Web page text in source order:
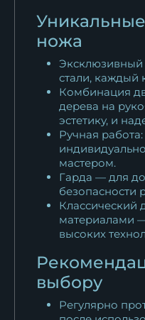
ножа
Эксклюзивный
стали, каждый
Комбинация
дерева на
эстетику, и
Ручная
мастером.
Гарда — для
безопасности
Классический
материалами
высоких
выбору
Регулярно